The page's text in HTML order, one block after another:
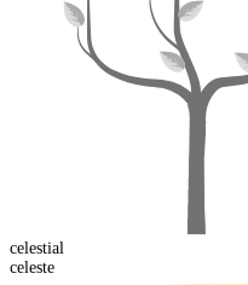
celestial
celeste